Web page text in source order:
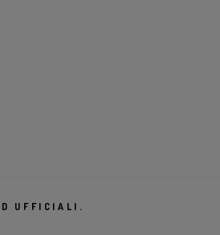
UFFICIALI.